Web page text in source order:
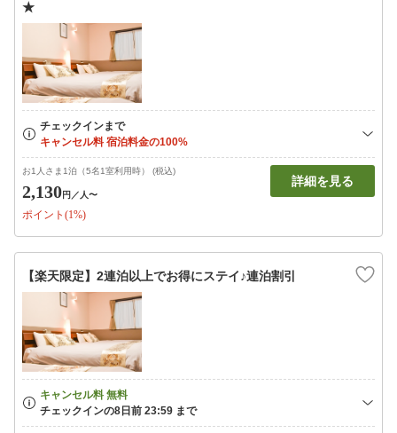
★
お1人さま1泊（5名1室利用時） (税込)
2,130円 ／人〜
ポイント(1%)
詳細を見る
【楽天限定】2連泊以上でお得にステイ♪連泊割引